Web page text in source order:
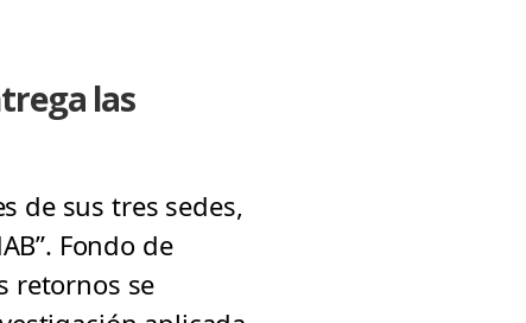
las
de sus tres sedes,
Fondo de
retornos se